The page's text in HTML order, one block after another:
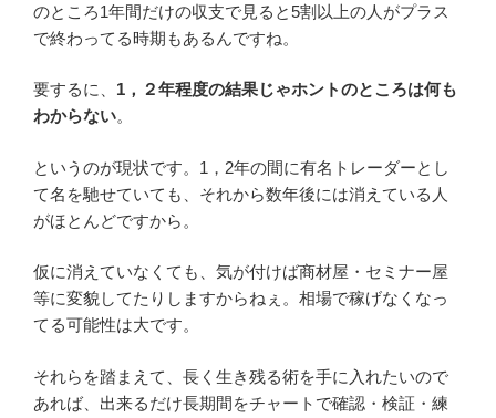
のところ1年間だけの収支で見ると5割以上の人がプラス
で終わってる時期もあるんですね。
要するに、 1，２年程度の結果じゃホントのところは何も
わからない。
というのが現状です。1，2年の間に有名トレーダーとし
て名を馳せていても、それから数年後には消えている人
がほとんどですから。
仮に消えていなくても、気が付けば商材屋・セミナー屋
等に変貌してたりしますからねぇ。相場で稼げなくなっ
てる可能性は大です。
それらを踏まえて、長く生き残る術を手に入れたいので
あれば、出来るだけ長期間をチャートで確認・検証・練